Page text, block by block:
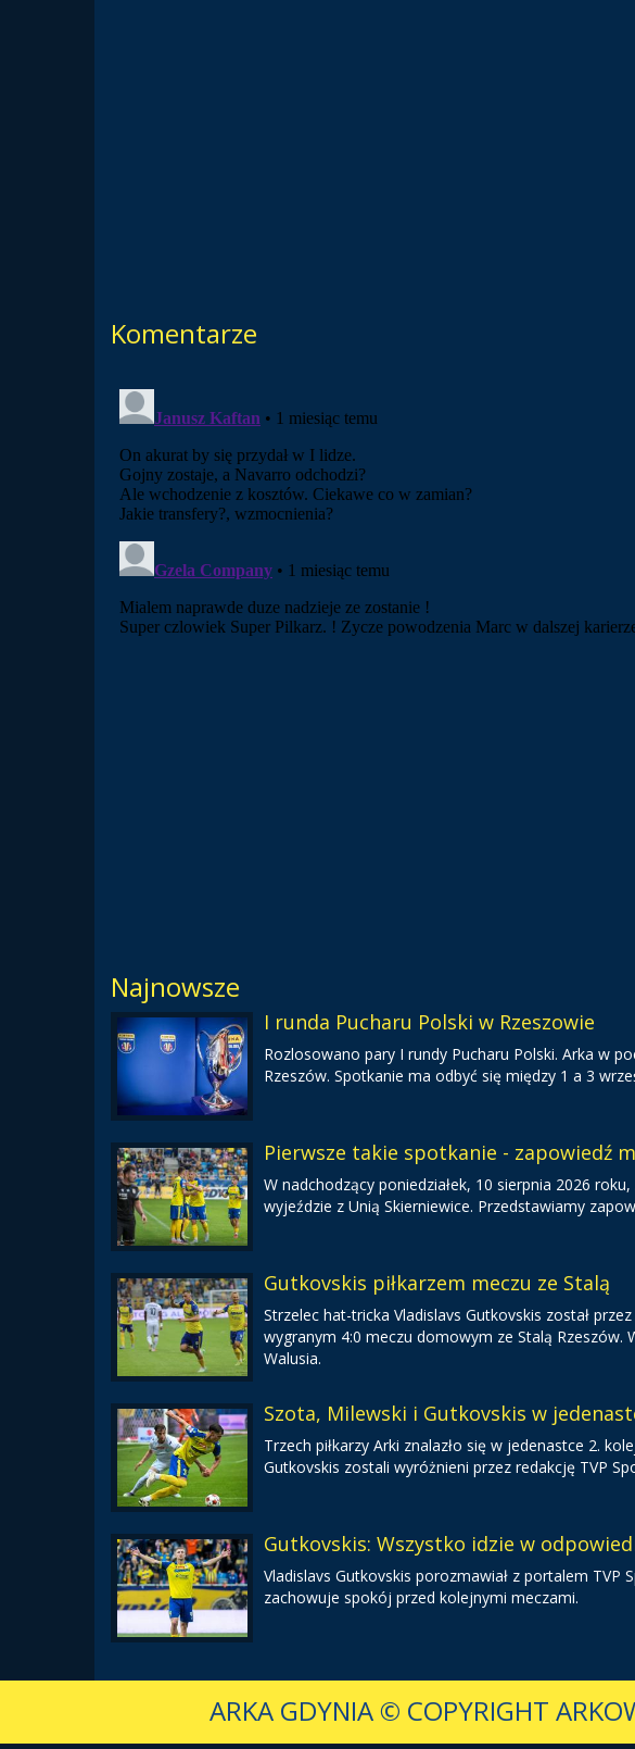
Komentarze
Najnowsze
I runda Pucharu Polski w Rzeszowie
Rozlosowano pary I rundy Pucharu Polski. Arka w
Rzeszów. Spotkanie ma odbyć się między 1 a 3
Pierwsze takie spotkanie - zapowiedź
W nadchodzący poniedziałek, 10 sierpnia 2026
wyjeździe z Unią Skierniewice. Przedstawiamy
Gutkovskis piłkarzem meczu ze Stalą
Strzelec hat-tricka Vladislavs Gutkovskis został
wygranym 4:0 meczu domowym ze Stalą Rzeszów.
Walusia.
Szota, Milewski i Gutkovskis w
Trzech piłkarzy Arki znalazło się w jedenastce 2.
Gutkovskis zostali wyróżnieni przez redakcję TVP
Gutkovskis: Wszystko idzie w
Vladislavs Gutkovskis porozmawiał z portalem TVP
zachowuje spokój przed kolejnymi meczami.
ARKA GDYNIA© COPYRIGHT